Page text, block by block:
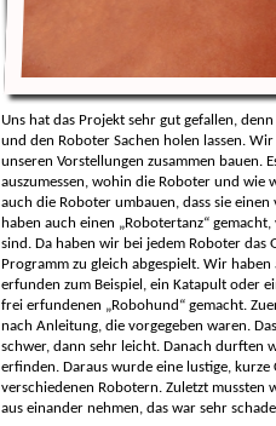
Uns hat das Projekt sehr gut gefallen,
und den Roboter Sachen holen lassen.
unseren Vorstellungen zusammen bauen.
auszumessen, wohin die Roboter und
auch die Roboter umbauen, dass sie
haben auch einen „Robotertanz“
sind. Da haben wir bei jedem Roboter das
Programm zu gleich abgespielt. Wir haben
erfunden zum Beispiel, ein Katapult oder
frei erfundenen „Robohund“ gemacht.
nach Anleitung, die vorgegeben waren.
schwer, dann sehr leicht. Danach durften
erfinden. Daraus wurde eine lustige,
verschiedenen Robotern. Zuletzt
aus einander nehmen, das war sehr